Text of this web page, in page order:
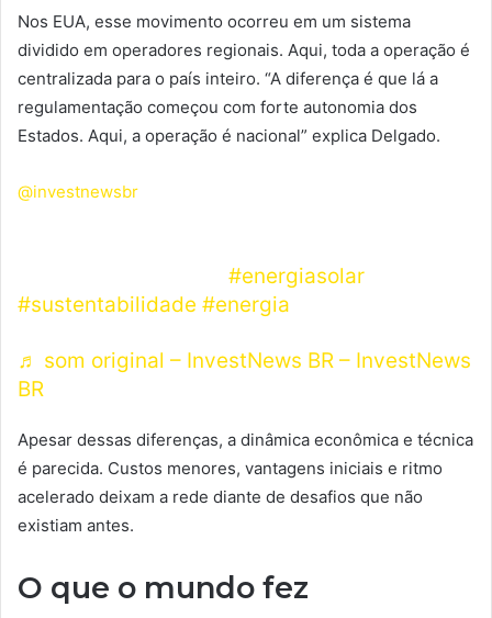
Nos EUA, esse movimento ocorreu em um sistema
dividido em operadores regionais. Aqui, toda a operação é
centralizada para o país inteiro. “A diferença é que lá a
regulamentação começou com forte autonomia dos
Estados. Aqui, a operação é nacional” explica Delgado.
@investnewsbr
#energiasolar
#sustentabilidade #energia
♬ som original – InvestNews BR – InvestNews
BR
Apesar dessas diferenças, a dinâmica econômica e técnica
é parecida. Custos menores, vantagens iniciais e ritmo
acelerado deixam a rede diante de desafios que não
existiam antes.
O que o mundo fez